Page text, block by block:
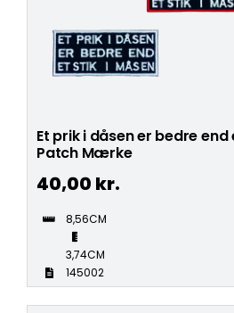
Et prik i dåsen er bedre
Patch Mærke
40,00 kr.
8,56CM
3,74CM
145002